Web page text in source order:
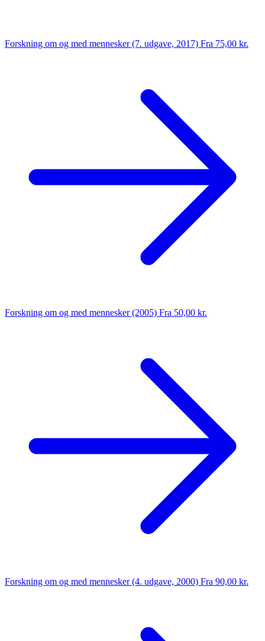
Forskning om og med mennesker (7. udgave, 2017) Fra 75,00 kr.
Forskning om og med mennesker (2005) Fra 50,00 kr.
Forskning om og med mennesker (4. udgave, 2000) Fra 90,00 kr.